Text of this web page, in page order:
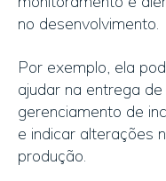
no desenvolvimento.
Por exemplo, ela
ajudar na entrega
gerenciamento de
e indicar alterações
produção.